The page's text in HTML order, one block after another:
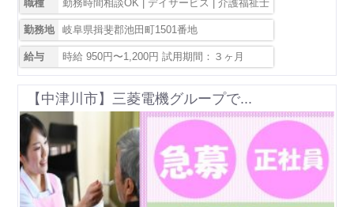
職種 勤務時間相談OK | デイサービス | 介護福祉士
勤務地 岐阜県揖斐郡池田町1501番地
給与 時給 950円〜1,200円 試用期間：３ヶ月
【中津川市】三菱電機グループで...